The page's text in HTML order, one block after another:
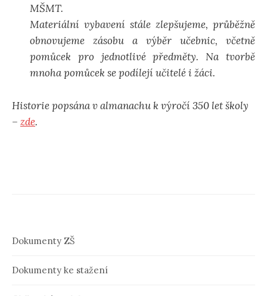
MŠMT.
Materiální vybavení stále zlepšujeme, průběžně
obnovujeme zásobu a výběr učebnic, včetně
pomůcek pro jednotlivé předměty. Na tvorbě
mnoha pomůcek se podílejí učitelé i žáci.
Historie popsána v almanachu k výročí 350 let školy
– zde.
Dokumenty ZŠ
Dokumenty ke stažení